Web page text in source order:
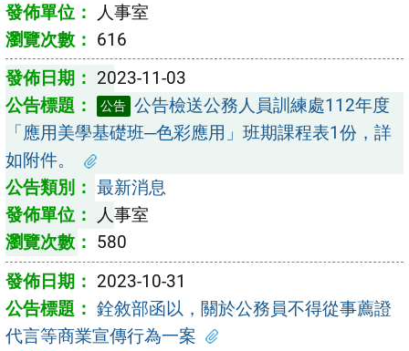
人事室
616
2023-11-03
公告 公告檢送公務人員訓練處112年度
「應用美學基礎班─色彩應用」班期課程表1份，詳
如附件。
最新消息
人事室
580
2023-10-31
銓敘部函以，關於公務員不得從事薦證
代言等商業宣傳行為一案